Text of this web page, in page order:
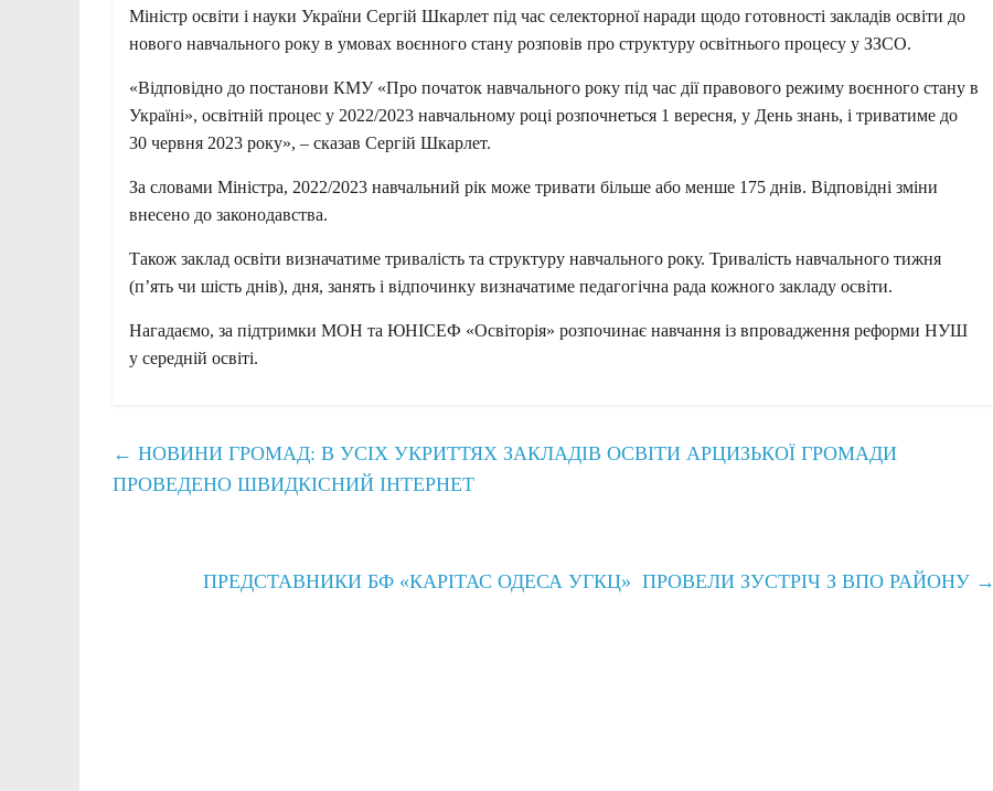
Міністр освіти і науки України Сергій Шкарлет під час селекторної наради щодо готовності закладів освіти до
нового навчального року в умовах воєнного стану розповів про структуру освітнього процесу у ЗЗСО.
«Відповідно до постанови КМУ «Про початок навчального року під час дії правового режиму воєнного стану в
Україні», освітній процес у 2022/2023 навчальному році розпочнеться 1 вересня, у День знань, і триватиме до
30 червня 2023 року», – сказав Сергій Шкарлет.
За словами Міністра, 2022/2023 навчальний рік може тривати більше або менше 175 днів. Відповідні зміни
внесено до законодавства.
Також заклад освіти визначатиме тривалість та структуру навчального року. Тривалість навчального тижня
(п’ять чи шість днів), дня, занять і відпочинку визначатиме педагогічна рада кожного закладу освіти.
Нагадаємо, за підтримки МОН та ЮНІСЕФ «Освіторія» розпочинає навчання із впровадження реформи НУШ
у середній освіті.
← НОВИНИ ГРОМАД: В УСІХ УКРИТТЯХ ЗАКЛАДІВ ОСВІТИ АРЦИЗЬКОЇ ГРОМАДИ
ПРОВЕДЕНО ШВИДКІСНИЙ ІНТЕРНЕТ
ПРЕДСТАВНИКИ БФ «КАРІТАС ОДЕСА УГКЦ» ПРОВЕЛИ ЗУСТРІЧ З ВПО РАЙОНУ →